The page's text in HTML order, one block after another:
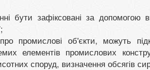
бути зафіксовані за допомогою
промислові об'єкти, можуть
елементів промислових
споруд, визначення обсягів